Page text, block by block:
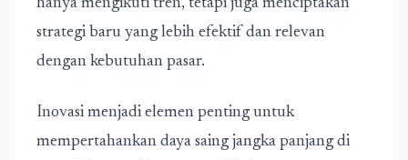
hanya mengikuti tren, tetapi juga menciptakan
strategi baru yang lebih efektif dan relevan
dengan kebutuhan pasar.
Inovasi menjadi elemen penting untuk
mempertahankan daya saing jangka panjang di